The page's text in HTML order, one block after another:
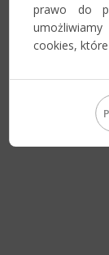
prawo do
cookies,